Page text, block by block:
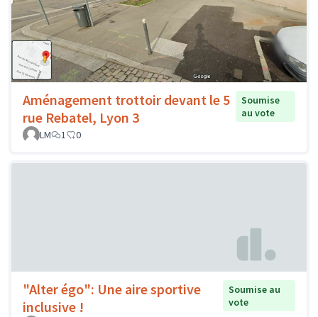
Aménagement trottoir devant le 5
rue Rebatel, Lyon 3
Soumise
au vote
LM
1 0
"Alter égo": Une aire sportive
inclusive !
Soumise au
vote